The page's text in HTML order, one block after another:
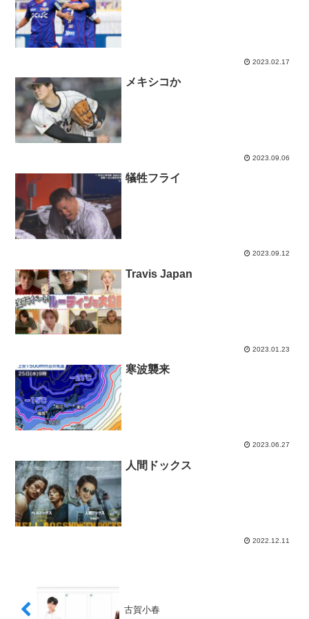
2023.02.17
メキシコか
2023.09.06
犠牲フライ
2023.09.12
Travis Japan
2023.01.23
寒波襲来
2023.06.27
人間ドックス
2022.12.11
古賀小春